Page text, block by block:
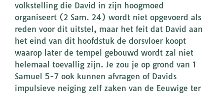
volkstelling die David in zijn hoogmoed
organiseert (2 Sam. 24) wordt niet opgevoerd als
reden voor dit uitstel, maar het feit dat David aan
het eind van dit hoofdstuk de dorsvloer koopt
waarop later de tempel gebouwd wordt zal niet
helemaal toevallig zijn. Je zou je op grond van 1
Samuel 5-7 ook kunnen afvragen of Davids
impulsieve neiging zelf zaken van de Eeuwige ter